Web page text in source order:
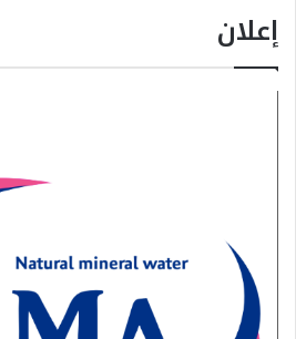
إعلان